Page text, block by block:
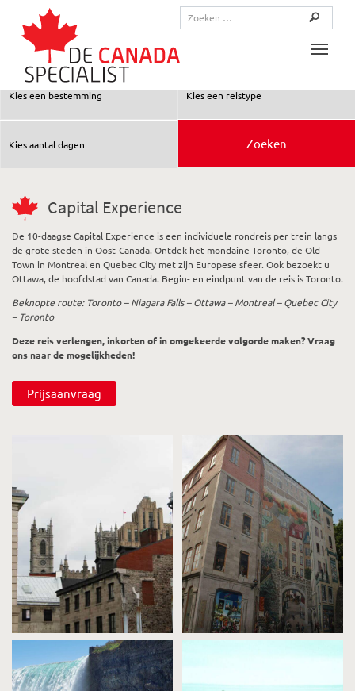
Capital Experience
De 10-daagse Capital Experience is een individuele rondreis per trein langs
de grote steden in Oost-Canada. Ontdek het mondaine Toronto, de Old
Town in Montreal en Quebec City met zijn Europese sfeer. Ook bezoekt u
Ottawa, de hoofdstad van Canada. Begin- en eindpunt van de reis is Toronto.
Beknopte route: Toronto – Niagara Falls – Ottawa – Montreal – Quebec City
– Toronto
Deze reis verlengen, inkorten of in omgekeerde volgorde maken? Vraag
ons naar de mogelijkheden!
Prijsaanvraag